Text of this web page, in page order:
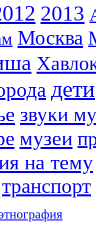
2013
Москва
дети
звуки
музеи
на тему
транспорт